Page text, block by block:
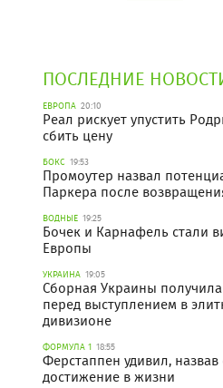
ПОСЛЕДНИЕ
ЕВРОПА 20:10
Реал рискует упустить
сбить цену
БОКС 19:53
Промоутер назвал
Паркера после
ВОДНЫЕ 19:25
Бочек и Карнафель стали
Европы
УКРАИНА 19:05
Сборная Украины
перед выступлением в
дивизионе
ФОРМУЛА 1 18:55
Ферстаппен удивил, назвав
достижение в жизни